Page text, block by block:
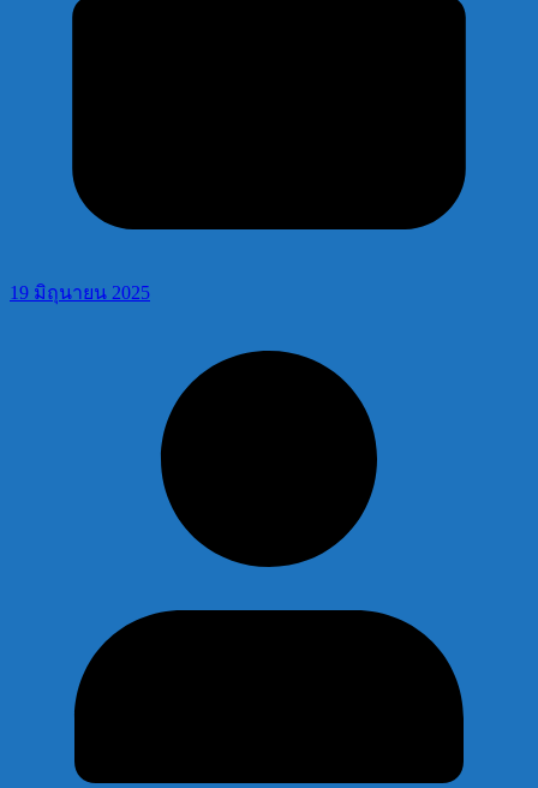
19 มิถุนายน 2025